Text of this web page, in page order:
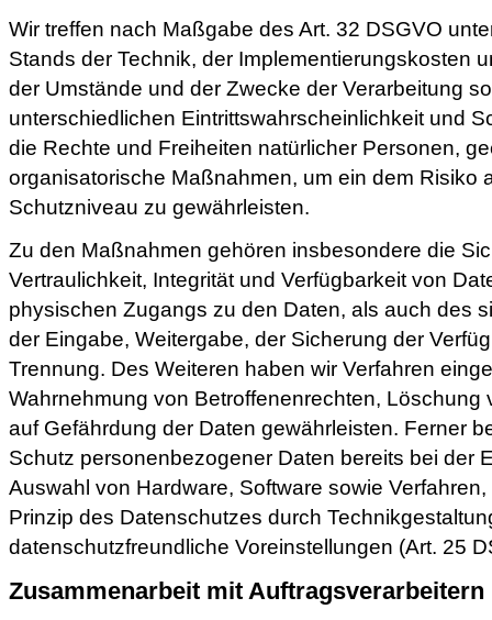
Wir treffen nach Maßgabe des Art. 32 DSGVO
Stands der Technik, der Implementierungskosten
der Umstände und der Zwecke der Verarbeitung
unterschiedlichen Eintrittswahrscheinlichkeit und
die Rechte und Freiheiten natürlicher Personen,
organisatorische Maßnahmen, um ein dem Risiko
Schutzniveau zu gewährleisten.
Zu den Maßnahmen gehören insbesondere die
Vertraulichkeit, Integrität und Verfügbarkeit von
physischen Zugangs zu den Daten, als auch des
der Eingabe, Weitergabe, der Sicherung der
Trennung. Des Weiteren haben wir Verfahren
Wahrnehmung von Betroffenenrechten, Löschung
auf Gefährdung der Daten gewährleisten. Ferner
Schutz personenbezogener Daten bereits bei der
Auswahl von Hardware, Software sowie
Prinzip des Datenschutzes durch
datenschutzfreundliche Voreinstellungen (Art. 25
Zusammenarbeit mit Auftragsverarbeitern